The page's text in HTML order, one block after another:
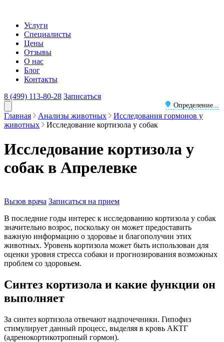
Услуги
Специалисты
Цены
Отзывы
О нас
Блог
Контакты
8 (499) 113-80-28
Определение...
Записаться
Главная Анализы животных
Исследования гормонов у
животных
Исследование кортизола у собак
Исследование кортизола у
собак в Апрелевке
Вызов врача Записаться на прием
В последние годы интерес к исследованию кортизола у собак
значительно возрос, поскольку он может предоставить
важную информацию о здоровье и благополучии этих
животных. Уровень кортизола может быть использован для
оценки уровня стресса собаки и прогнозирования возможных
проблем со здоровьем.
Синтез кортизола и какие функции он
выполняет
За синтез кортизола отвечают надпочечники. Гипофиз
стимулирует данный процесс, выделяя в кровь АКТГ
(адренокортикотропный гормон).